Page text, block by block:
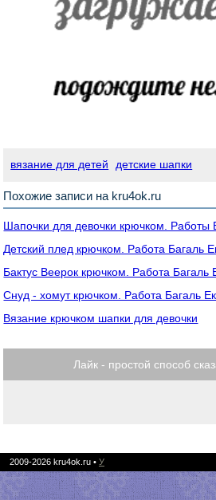
вязание для детей детские шапки
Похожие записи на kru4ok.ru
Шапочки для девочки крючком. Работы
Детский плед крючком. Работа Багаль
Бактус Веерок крючком. Работа Багаль
Снуд - хомут крючком. Работа Багаль
Вязание крючком шапки для девочки
Лайк - простой способ
2009-2026 kru4ok.ru • У